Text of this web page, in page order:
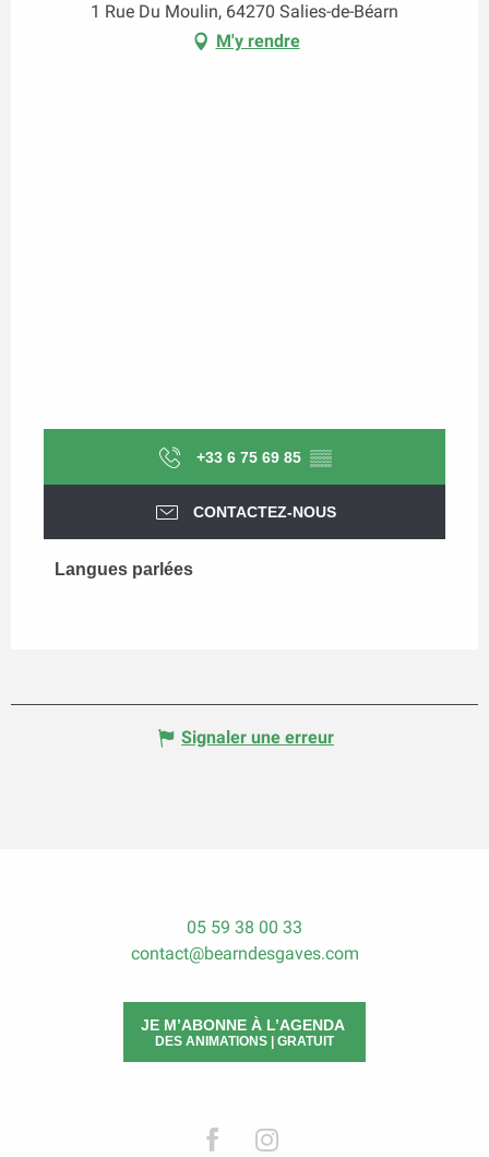
1 Rue Du Moulin, 64270 Salies-de-Béarn
M'y rendre
+33 6 75 69 85 ▒▒
CONTACTEZ-NOUS
Langues parlées
Langues parlées
Signaler une erreur
05 59 38 00 33
contact@bearndesgaves.com
JE M’ABONNE À L’AGENDA
DES ANIMATIONS | GRATUIT